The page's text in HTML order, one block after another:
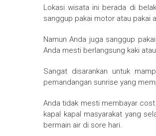
Lokasi wisata ini berada di
sanggup pakai motor atau pakai
Namun Anda juga sanggup
Anda mesti berlangsung kaki
Sangat disarankan untuk
pemandangan sunrise yang
Anda tidak mesti membayar
kapal kapal masyarakat yang
bermain air di sore hari.